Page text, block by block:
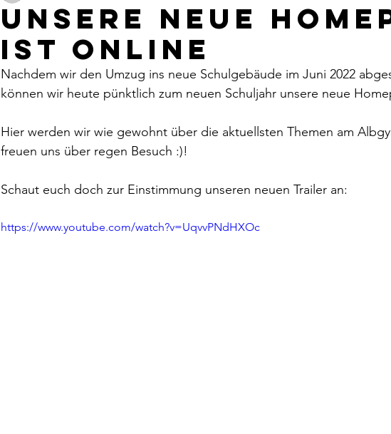
Unsere neue
ist Online
Nachdem wir den Umzug ins neue Schulgebäude im Juni 2022
können wir heute pünktlich zum neuen Schuljahr unsere neue
Hier werden wir wie gewohnt über die aktuellsten Themen am
freuen uns über regen Besuch :)!
Schaut euch doch zur Einstimmung unseren neuen Trailer an:
https://www.youtube.com/watch?v=UqvvPNdHXOc